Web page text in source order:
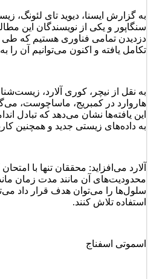
به گزارش ایسنا، دیوید تای لئونگ،
سنگاپور و یکی از نویسندگان این
دزدیدن تمامی فناوری هستیم که طی
تکامل یافته و اکنون می‌توانیم آن را به
به نقل از نیچر، کوری آلارد،
هاروارد در کمبریج، ماساچوست،
این یافته‌ها نشان می‌دهد که تبادل
به داده‌های زیستی جدید و همچنین
آلارد می‌افزاید: محققان تنها با
محدودیت‌های آن مانند مدت زمان
سلول‌ها را می‌توان هدف قرار داد
استفاده تلاش کنند.
اسموتی اسفناج